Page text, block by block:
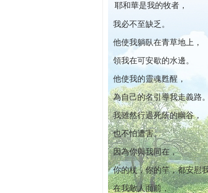
耶和華是我的牧者，
我必不至缺乏。
他使我躺臥在青草地上，
領我在可安歇的水邊。
他使我的靈魂甦醒，
為自己的名引導我走義路。
我雖然行過死蔭的幽谷，
也不怕遭害。
因為你與我同在，
你的杖，你的竿，都安慰
在我敵人面前，
本院自開幕迄今已篩檢出1700位乳癌